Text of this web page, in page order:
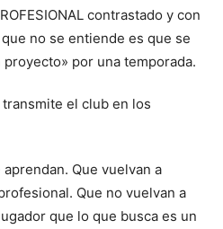
contrastado y con
no se entiende es que se
por una temporada.
el club en los
Que vuelvan a
Que no vuelvan a
que lo que busca es un